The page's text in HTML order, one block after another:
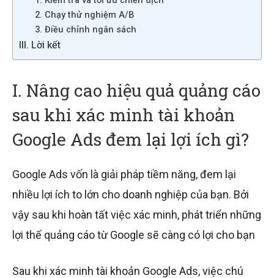
2. Chạy thử nghiệm A/B
3. Điều chỉnh ngân sách
III. Lời kết
I. Nâng cao hiệu quả quảng cáo
sau khi xác minh tài khoản
Google Ads đem lại lợi ích gì?
Google Ads vốn là giải pháp tiềm năng, đem lại
nhiều lợi ích to lớn cho doanh nghiệp của bạn. Bởi
vậy sau khi hoàn tất việc xác minh, phát triển những
lợi thế quảng cáo từ Google sẽ càng có lợi cho bạn
Sau khi xác minh tài khoản Google Ads, việc chú